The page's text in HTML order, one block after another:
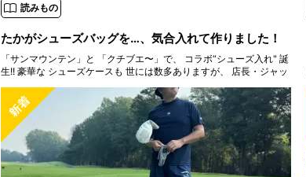
読みもの
たかがシューズバッグを…、気合入れて作りました！
「サンマウンテン」と 「クチブエ〜」で、 コラボ“シューズ入れ" 誕
生!! 豪華な シューズケースも 世には数多ありますが、 店長・ジャッ
き説"を 唱えてきました